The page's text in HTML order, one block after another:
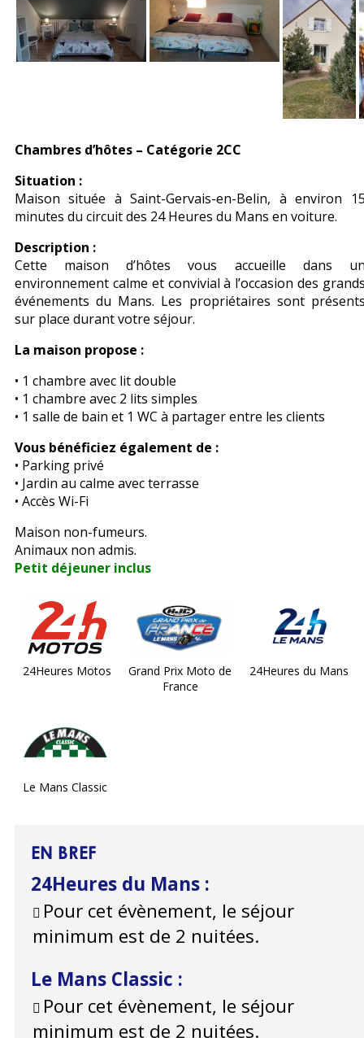
Chambres d’hôtes – Catégorie 2CC
Situation :
Maison située à Saint-Gervais-en-Belin, à environ
minutes du circuit des 24 Heures du Mans en voiture.
Description :
Cette maison d’hôtes vous accueille dans
environnement calme et convivial à l’occasion des
événements du Mans. Les propriétaires sont
sur place durant votre séjour.
La maison propose :
• 1 chambre avec lit double
• 1 chambre avec 2 lits simples
• 1 salle de bain et 1 WC à partager entre les clients
Vous bénéficiez également de :
• Parking privé
• Jardin au calme avec terrasse
• Accès Wi-Fi
Maison non-fumeurs.
Animaux non admis.
Petit déjeuner inclus
24Heures Motos
Grand Prix Moto de
France
24Heures du Mans
Le Mans Classic
EN BREF
24Heures du Mans :
Pour cet évènement, le séjour
minimum est de 2 nuitées.
Le Mans Classic :
Pour cet évènement, le séjour
minimum est de 2 nuitées.